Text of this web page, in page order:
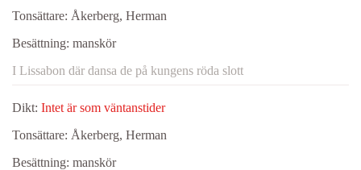
Tonsättare: Åkerberg, Herman
Besättning: manskör
I Lissabon där dansa de på kungens röda slott
Dikt: Intet är som väntanstider
Tonsättare: Åkerberg, Herman
Besättning: manskör